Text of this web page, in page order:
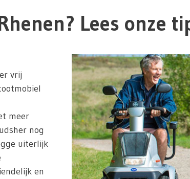
Lees onze
vrij
meer
nog
uiterlijk
en